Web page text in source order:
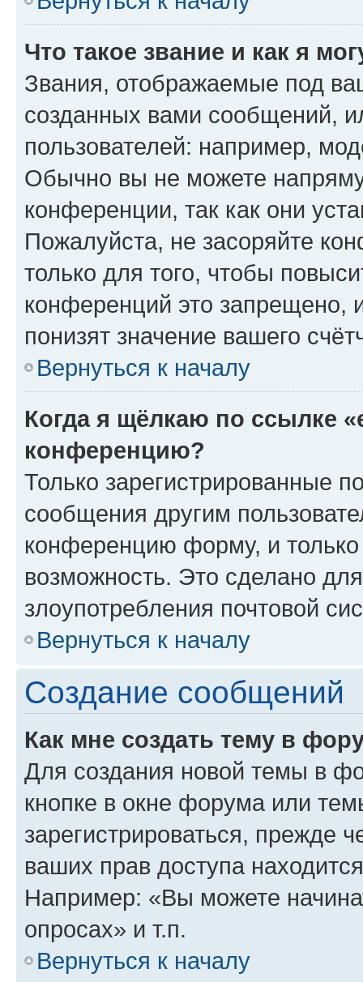
Что такое звание и как я
Звания, отображаемые под
созданных вами сообщений,
пользователей: например,
Обычно вы не можете
конференции, так как они
Пожалуйста, не засоряйте
только для того, чтобы
конференций это запрещено,
понизят значение вашего
Вернуться к началу
Когда я щёлкаю по ссылке
конференцию?
Только зарегистрированные
сообщения другим
конференцию форму, и
возможность. Это сделано
злоупотребления почтовой
Вернуться к началу
Создание сообщений
Как мне создать тему в
Для создания новой темы в
кнопке в окне форума или
зарегистрироваться, прежде
ваших прав доступа
Например: «Вы можете
опросах» и т.п.
Вернуться к началу